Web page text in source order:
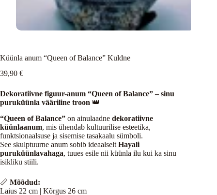
Küünla anum “Queen of Balance” Kuldne
39,90 €
Dekoratiivne figuur-anum “Queen of Balance” – sinu
puruküünla vääriline troon 👑
“Queen of Balance” on ainulaadne dekoratiivne
küünlaanum, mis ühendab kultuurilise esteetika,
funktsionaalsuse ja sisemise tasakaalu sümboli.
See skulptuurne anum sobib ideaalselt Hayali
puruküünlavahaga, tuues esile nii küünla ilu kui ka sinu
isikliku stiili.
📏 Mõõdud:
Laius 22 cm | Kõrgus 26 cm